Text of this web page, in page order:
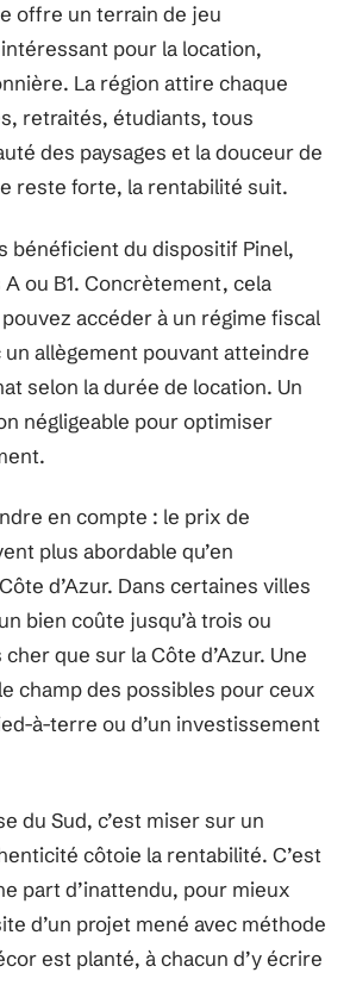
offre un terrain de jeu
pour la location,
La région attire chaque
retraités, étudiants, tous
des paysages et la douceur de
reste forte, la rentabilité suit.
bénéficient du dispositif Pinel,
ou B1. Concrètement, cela
accéder à un régime fiscal
un allègement pouvant atteindre
selon la durée de location. Un
négligeable pour optimiser
en compte : le prix de
plus abordable qu’en
d’Azur. Dans certaines villes
bien coûte jusqu’à trois ou
que sur la Côte d’Azur. Une
champ des possibles pour ceux
à-terre ou d’un investissement
du Sud, c’est miser sur un
côtoie la rentabilité. C’est
part d’inattendu, pour mieux
d’un projet mené avec méthode
est planté, à chacun d’y écrire